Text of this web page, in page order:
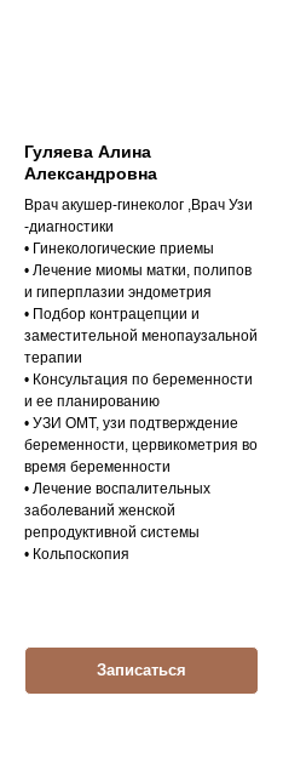
Гуляева Алина
Александровна
Врач акушер-гинеколог ,Врач Узи
-диагностики
• Гинекологические приемы
• Лечение миомы матки, полипов
и гиперплазии эндометрия
• Подбор контрацепции и
заместительной менопаузальной
терапии
• Консультация по беременности
и ее планированию
• УЗИ ОМТ, узи подтверждение
беременности, цервикометрия во
время беременности
• Лечение воспалительных
заболеваний женской
репродуктивной системы
• Кольпоскопия
Записаться